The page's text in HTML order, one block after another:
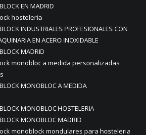
EN MADRID
hosteleria
INDUSTRIALES PROFESIONALES CON
EN ACERO INOXIDABLE
MADRID
monobloc a medida personalizadas
MONOBLOC A MEDIDA
MONOBLOC HOSTELERIA
MONOBLOC MADRID
monoblock mondulares para hosteleria